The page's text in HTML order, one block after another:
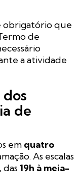
obrigatório que
de
a atividade
de
em quatro
As escalas
, das19h à meia-